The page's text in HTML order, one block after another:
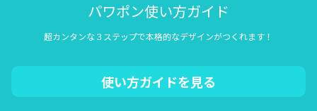
パワポン使い方ガイド
超カンタンな３ステップで本格的なデザインがつくれます！
使い方ガイドを見る